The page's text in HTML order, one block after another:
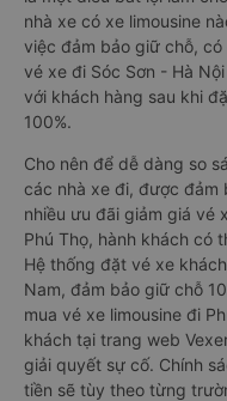
nhà xe có xe limousine
việc đảm bảo giữ chỗ,
vé xe đi Sóc Sơn - Hà
với khách hàng sau khi
100%.
Cho nên để dễ dàng so
các nhà xe đi, được đảm
nhiều ưu đãi giảm giá vé
Phú Thọ, hành khách có
Hệ thống đặt vé xe
Nam, đảm bảo giữ chỗ
mua vé xe limousine đi
khách tại trang web
giải quyết sự cố. Chính
tiền sẽ tùy theo từng